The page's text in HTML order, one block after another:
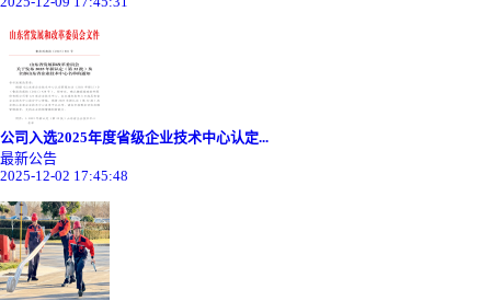
公司入选2025年度省级企业技术中心认定...
最新公告
2025-12-02 17:45:48